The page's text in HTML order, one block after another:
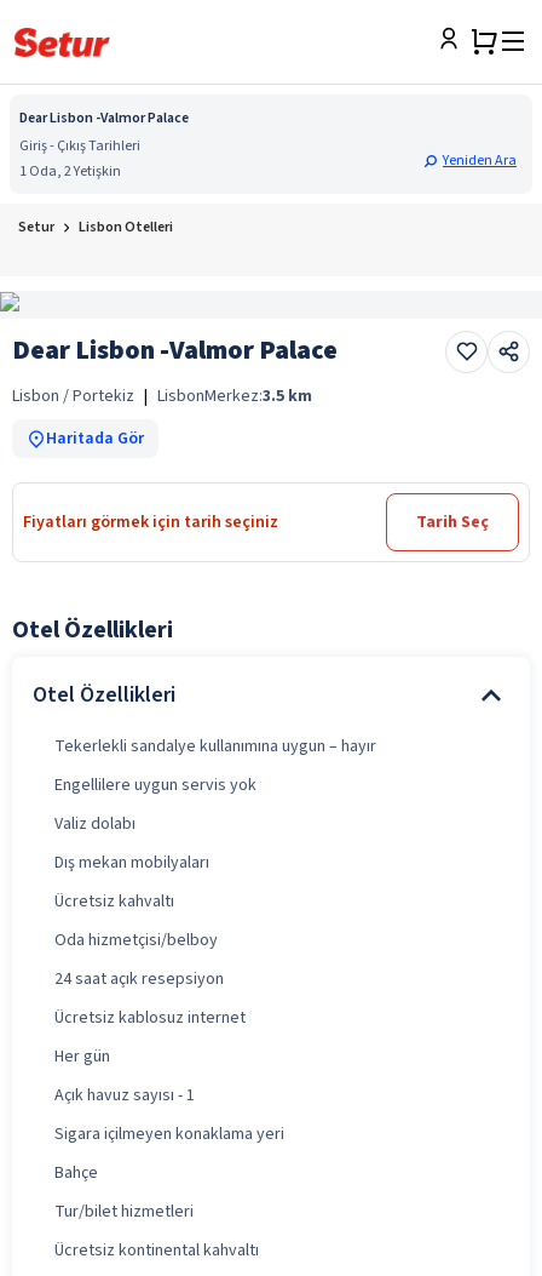
Dear Lisbon -Valmor Palace
Giriş - Çıkış Tarihleri
1 Oda, 2 Yetişkin
Yeniden Ara
Setur Lisbon Otelleri
Dear Lisbon -Valmor Palace
Lisbon / Portekiz | LisbonMerkez:3.5 km
Haritada Gör
Fiyatları görmek için tarih seçiniz Tarih Seç
Otel Özellikleri
Otel Özellikleri
Tekerlekli sandalye kullanımına uygun – hayır
Engellilere uygun servis yok
Valiz dolabı
Dış mekan mobilyaları
Ücretsiz kahvaltı
Oda hizmetçisi/belboy
24 saat açık resepsiyon
Ücretsiz kablosuz internet
Her gün
Açık havuz sayısı - 1
Sigara içilmeyen konaklama yeri
Bahçe
Tur/bilet hizmetleri
Ücretsiz kontinental kahvaltı